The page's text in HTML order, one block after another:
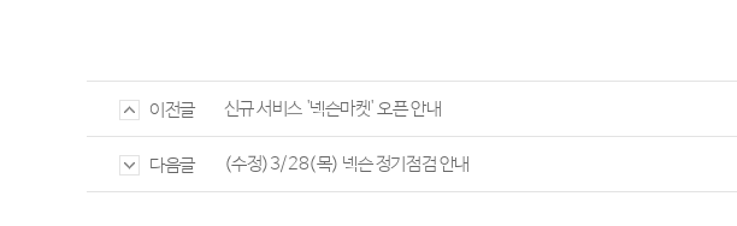
이전글 신규 서비스 '넥슨마켓' 오픈 안내
다음글 (수정)3/28(목) 넥슨 정기점검 안내